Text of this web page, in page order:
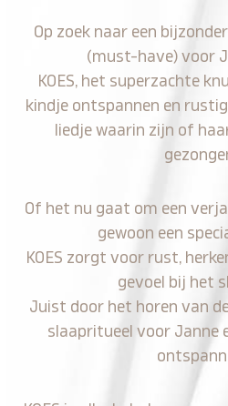
Op zoek naar een
(must-have) voor
KOES, het superzachte
kindje ontspannen en
liedje waarin zijn of
Of het nu gaat om een
gewoon een
KOES zorgt voor rust,
gevoel bij het
Juist door het horen van
slaapritueel voor Janne